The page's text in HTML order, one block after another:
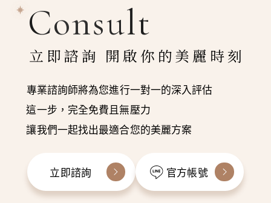
Consult
立即諮詢 開啟你的美麗時刻
專業諮詢師將為您進行一對一的深入評估
這一步，完全免費且無壓力
讓我們一起找出最適合您的美麗方案
立即諮詢 官方帳號